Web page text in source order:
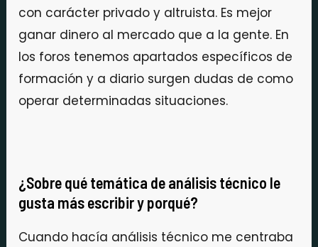
con carácter privado y altruista. Es mejor
ganar dinero al mercado que a la gente. En
los foros tenemos apartados específicos de
formación y a diario surgen dudas de como
operar determinadas situaciones.
¿Sobre qué temática de análisis técnico le
gusta más escribir y porqué?
Cuando hacía análisis técnico me centraba